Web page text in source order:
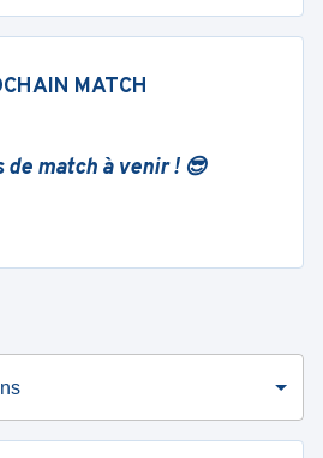
MATCH
de match à venir ! 😎